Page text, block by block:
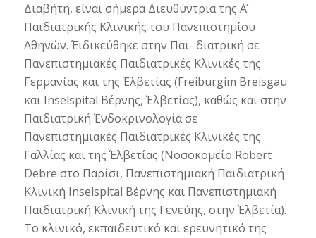
Διαβήτη, είναι σήμερα Διευθύντρια της Α ́
Παιδιατρικής Κλινικής του Πανεπιστημίου
Αθηνών. Έιδικεύθηκε στην Παι- διατρική σε
Πανεπιστημιακές Παιδιατρικές Κλινικές της
Γερμανίας και της Έλβετίας (Freiburgim Breisgau
και Inselspital Βέρνης, Έλβετίας), καθώς και στην
Παιδιατρική Ένδοκρινολογία σε
Πανεπιστημιακές Παιδιατρικές Κλινικές της
Γαλλίας και της Έλβετίας (Νοσοκομείο Robert
Debre στο Παρίσι, Πανεπιστημιακή Παιδιατρική
Κλινική Inselspital Βέρνης και Πανεπιστημιακή
Παιδιατρική Κλινική της Γενεύης, στην Έλβετία).
Το κλινικό, εκπαιδευτικό και ερευνητικό της